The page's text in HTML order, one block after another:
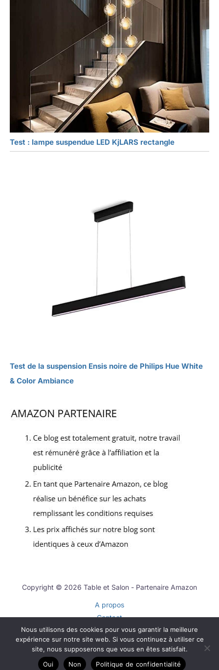
Test : lampe suspendue LED KjLARS rectangle
Test de la suspension Ensis noire de Philips Hue White
& Color Ambiance
Copyright © 2026 Table et Salon - Partenaire Amazon
A propos
Contact
Plan du site
Mentions légales
Politique de confidentialité
Nous utilisons des cookies pour vous garantir la meilleure
expérience sur notre site web. Si vous continuez à utiliser ce
site, nous supposerons que vous en êtes satisfait.
Oui
Non Politique de confidentialité